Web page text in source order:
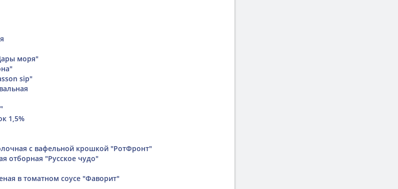
моря"
sip"
1,5%
с вафельной крошкой "РотФронт"
отборная "Русское чудо"
в томатном соусе "Фаворит"